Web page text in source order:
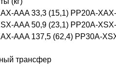
AAA 33,3 (15,1) PP20A-
AAA 50,9 (23,1) PP20A-
AAA 137,5 (62,4) PP30A-
трансфер